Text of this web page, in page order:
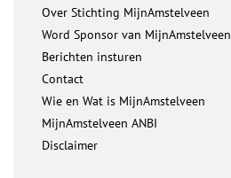
Over Stichting MijnAmstelveen
Word Sponsor van MijnAmstelveen
Berichten insturen
Contact
Wie en Wat is MijnAmstelveen
MijnAmstelveen ANBI
Disclaimer